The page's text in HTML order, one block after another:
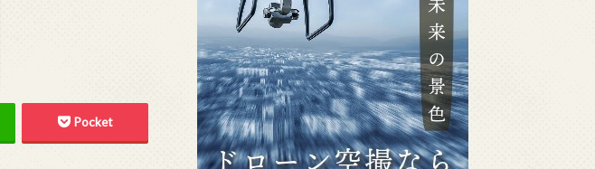
Pocket